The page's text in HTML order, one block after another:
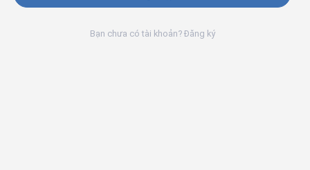
Bạn chưa có tài khoản? Đăng ký